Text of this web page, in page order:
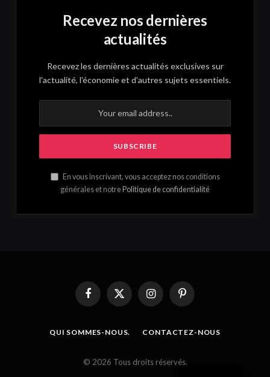
Recevez nos dernières
actualités
Recevez les dernières actualités exclusives sur
l'actualité, l'économie et d'autres sujets essentiels.
En vous inscrivant, vous acceptez nos conditions
générales et notrePolitique de confidentialité
FacebookX
(Twitter)
InstagramPinterest
QUI SOMMES-NOUS. CONTACTEZ-NOUS
© 2026 Tous droits réservés.